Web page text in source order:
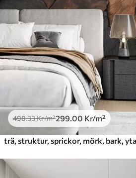
498.33Kr/m²299 .00 Kr/m²
trä, struktur, sprickor, mörk, bark, yta